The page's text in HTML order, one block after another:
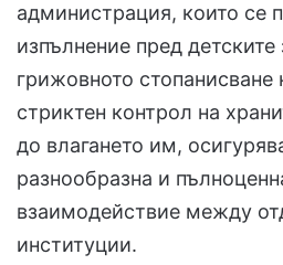
администрация, които се
изпълнение пред
грижовното стопанисване
стриктен контрол на
до влагането им,
разнообразна и
взаимодействие между
институции.